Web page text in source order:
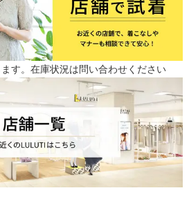
す。在庫状況は問い合わせください